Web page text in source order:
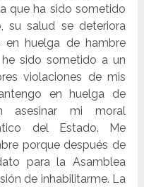
que ha sido sometido
su salud se deteriora
en huelga de hambre
sido sometido a un
violaciones de mis
en huelga de
asesinar mi moral
del Estado. Me
porque después de
para la Asamblea
de inhabilitarme. La